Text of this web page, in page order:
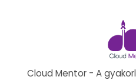
Cloud Mentor - A